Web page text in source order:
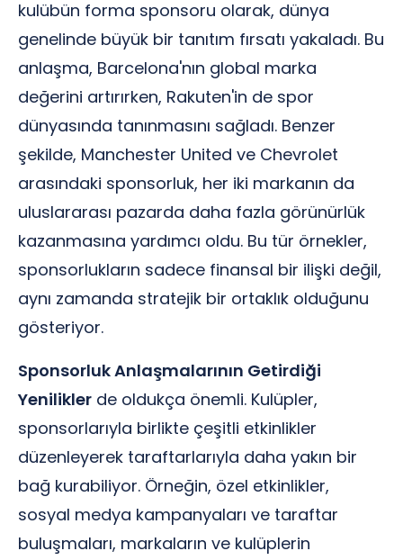
kulübün forma sponsoru olarak, dünya
genelinde büyük bir tanıtım fırsatı yakaladı. Bu
anlaşma, Barcelona'nın global marka
değerini artırırken, Rakuten'in de spor
dünyasında tanınmasını sağladı. Benzer
şekilde, Manchester United ve Chevrolet
arasındaki sponsorluk, her iki markanın da
uluslararası pazarda daha fazla görünürlük
kazanmasına yardımcı oldu. Bu tür örnekler,
sponsorlukların sadece finansal bir ilişki değil,
aynı zamanda stratejik bir ortaklık olduğunu
gösteriyor.
Sponsorluk Anlaşmalarının Getirdiği
Yenilikler de oldukça önemli. Kulüpler,
sponsorlarıyla birlikte çeşitli etkinlikler
düzenleyerek taraftarlarıyla daha yakın bir
bağ kurabiliyor. Örneğin, özel etkinlikler,
sosyal medya kampanyaları ve taraftar
buluşmaları, markaların ve kulüplerin